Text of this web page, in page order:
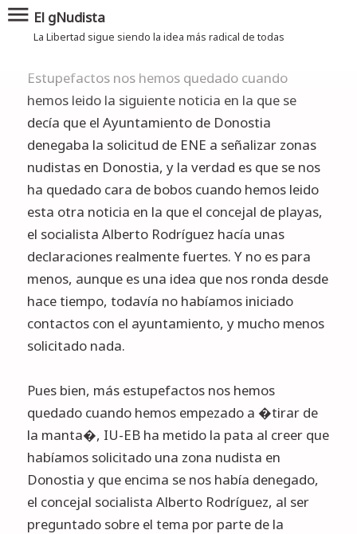
El gNudista
La Libertad sigue siendo la idea más radical de todas
menu
Estupefactos nos hemos quedado cuando
hemos leido la siguiente noticia en la que se
decía que el Ayuntamiento de Donostia
denegaba la solicitud de ENE a señalizar zonas
nudistas en Donostia, y la verdad es que se nos
ha quedado cara de bobos cuando hemos leido
esta otra noticia en la que el concejal de playas,
el socialista Alberto Rodríguez hacía unas
declaraciones realmente fuertes. Y no es para
menos, aunque es una idea que nos ronda desde
hace tiempo, todavía no habíamos iniciado
contactos con el ayuntamiento, y mucho menos
solicitado nada.
Pues bien, más estupefactos nos hemos
quedado cuando hemos empezado a �tirar de
la manta�, IU-EB ha metido la pata al creer que
habíamos solicitado una zona nudista en
Donostia y que encima se nos había denegado,
el concejal socialista Alberto Rodríguez, al ser
preguntado sobre el tema por parte de la